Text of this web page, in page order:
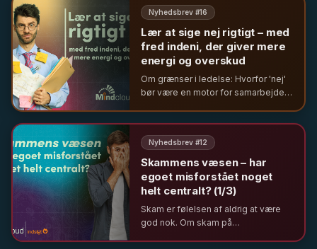
Nyhedsbrev #16
Lær at sige nej rigtigt – med
fred indeni, der giver mere
energi og overskud
Om grænser i ledelse: Hvorfor 'nej'
bør være en motor for samarbejde
Nyhedsbrev #12
Skammens væsen – har
egoet misforstået noget
helt centralt? (1/3)
Skam er følelsen af aldrig at være
god nok. Om skam på